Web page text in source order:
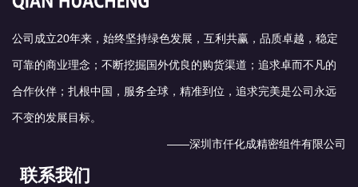
公司成立20年来，始终坚持绿色发展，互利共赢，品质卓越，稳定
可靠的商业理念；不断挖掘国外优良的购货渠道；追求卓而不凡的
合作伙伴；扎根中国，服务全球，精准到位，追求完美是公司永远
不变的发展目标。
——深圳市仟化成精密组件有限公司
联系我们